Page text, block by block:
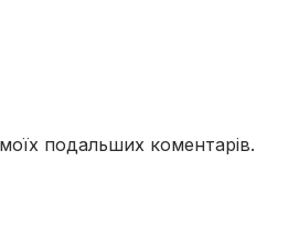
подальших коментарів.